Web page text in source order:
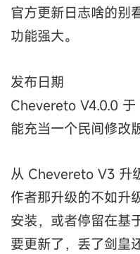
官方更新日志啥的别
功能强大。
发布日期
Chevereto V4.0.0
能充当一个民间修改
从 Chevereto V3 升
作者那升级的不如升
安装，或者停留在基
要更新了，丢了剑皇